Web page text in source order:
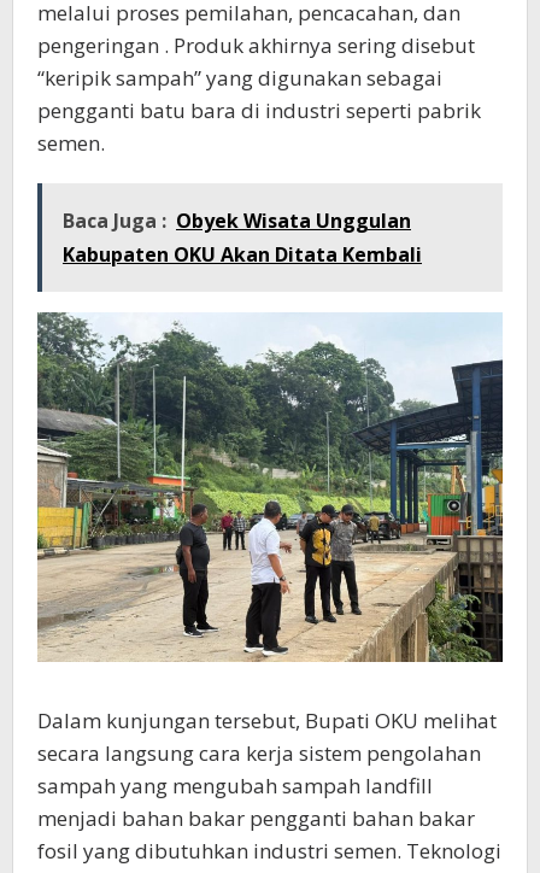
melalui proses pemilahan, pencacahan, dan
pengeringan . Produk akhirnya sering disebut
“keripik sampah” yang digunakan sebagai
pengganti batu bara di industri seperti pabrik
semen.
Baca Juga : Obyek Wisata Unggulan
Kabupaten OKU Akan Ditata Kembali
Dalam kunjungan tersebut, Bupati OKU melihat
secara langsung cara kerja sistem pengolahan
sampah yang mengubah sampah landfill
menjadi bahan bakar pengganti bahan bakar
fosil yang dibutuhkan industri semen. Teknologi